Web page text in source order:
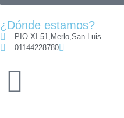
¿Dónde estamos?
PIO XI 51, Merlo,San Luis
01144228780